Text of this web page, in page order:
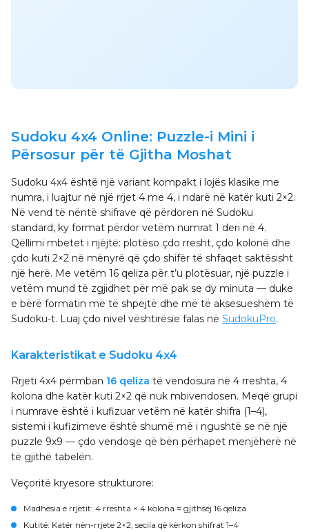
Sudoku 4x4 Online: Puzzle-i Mini i
Përsosur për të Gjitha Moshat
Sudoku 4x4 është një variant kompakt i lojës klasike me
numra, i luajtur në një rrjet 4 me 4, i ndarë në katër kuti 2×2.
Në vend të nëntë shifrave që përdoren në Sudoku
standard, ky format përdor vetëm numrat 1 deri në 4.
Qëllimi mbetet i njëjtë: plotëso çdo rresht, çdo kolonë dhe
çdo kuti 2×2 në mënyrë që çdo shifër të shfaqet saktësisht
një herë. Me vetëm 16 qeliza për t’u plotësuar, një puzzle i
vetëm mund të zgjidhet për më pak se dy minuta — duke
e bërë formatin më të shpejtë dhe më të aksesueshëm të
Sudoku-t. Luaj çdo nivel vështirësie falas në SudokuPro.
Karakteristikat e Sudoku 4x4
Rrjeti 4x4 përmban 16 qeliza të vendosura në 4 rreshta, 4
kolona dhe katër kuti 2×2 që nuk mbivendosen. Meqë grupi
i numrave është i kufizuar vetëm në katër shifra (1–4),
sistemi i kufizimeve është shumë më i ngushtë se në një
puzzle 9x9 — çdo vendosje që bën përhapet menjëherë në
të gjithë tabelën.
Veçoritë kryesore strukturore:
Madhësia e rrjetit: 4 rreshta × 4 kolona = gjithsej 16 qeliza
Kutitë: Katër nën-rrjete 2×2, secila që kërkon shifrat 1–4